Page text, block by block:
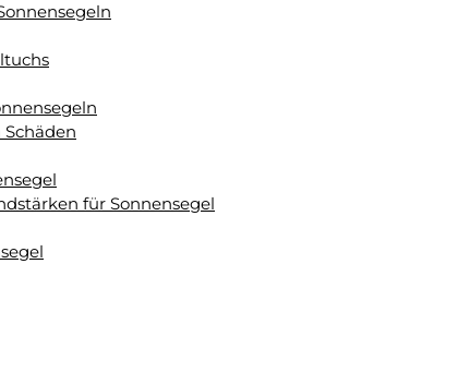
für Sonnensegel